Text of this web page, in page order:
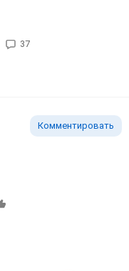
37
Комментировать